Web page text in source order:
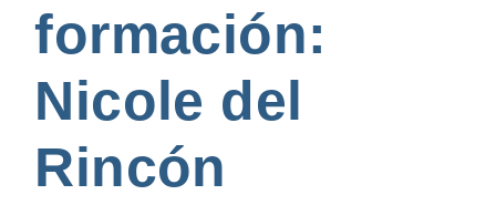
formación:
Nicole del
Rincón